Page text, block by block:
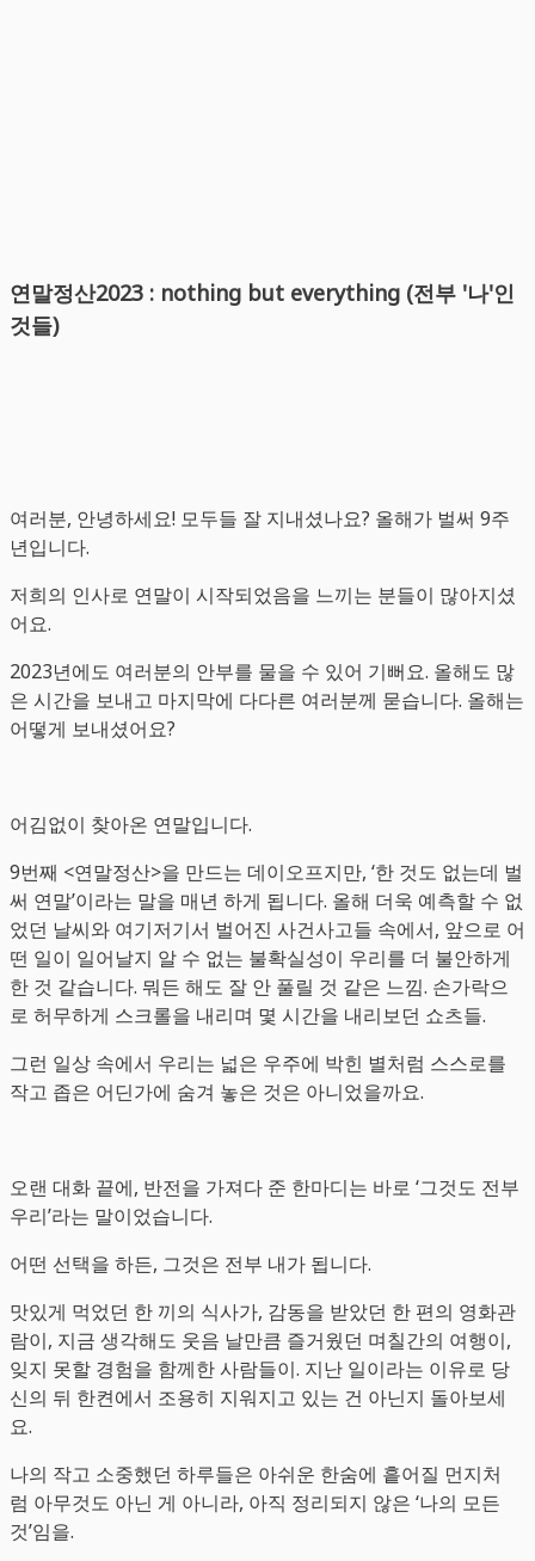
연말정산2023 : nothing but everything (전부 '나'인
것들)
여러분, 안녕하세요! 모두들 잘 지내셨나요? 올해가 벌써 9주
년입니다.
저희의 인사로 연말이 시작되었음을 느끼는 분들이 많아지셨
어요.
2023년에도 여러분의 안부를 물을 수 있어 기뻐요. 올해도 많
은 시간을 보내고 마지막에 다다른 여러분께 묻습니다. 올해는
어떻게 보내셨어요?
어김없이 찾아온 연말입니다.
9번째 <연말정산>을 만드는 데이오프지만, ‘한 것도 없는데 벌
써 연말’이라는 말을 매년 하게 됩니다. 올해 더욱 예측할 수 없
었던 날씨와 여기저기서 벌어진 사건사고들 속에서, 앞으로 어
떤 일이 일어날지 알 수 없는 불확실성이 우리를 더 불안하게
한 것 같습니다. 뭐든 해도 잘 안 풀릴 것 같은 느낌. 손가락으
로 허무하게 스크롤을 내리며 몇 시간을 내리보던 쇼츠들.
그런 일상 속에서 우리는 넓은 우주에 박힌 별처럼 스스로를
작고 좁은 어딘가에 숨겨 놓은 것은 아니었을까요.
오랜 대화 끝에, 반전을 가져다 준 한마디는 바로 ‘그것도 전부
우리’라는 말이었습니다.
어떤 선택을 하든, 그것은 전부 내가 됩니다.
맛있게 먹었던 한 끼의 식사가, 감동을 받았던 한 편의 영화관
람이, 지금 생각해도 웃음 날만큼 즐거웠던 며칠간의 여행이,
잊지 못할 경험을 함께한 사람들이. 지난 일이라는 이유로 당
신의 뒤 한켠에서 조용히 지워지고 있는 건 아닌지 돌아보세
요.
나의 작고 소중했던 하루들은 아쉬운 한숨에 흩어질 먼지처
럼 아무것도 아닌 게 아니라, 아직 정리되지 않은 ‘나의 모든
것’임을.